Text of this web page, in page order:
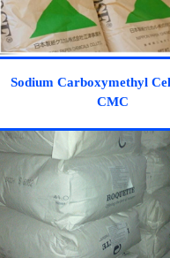
Sodium Carboxymethyl
CMC